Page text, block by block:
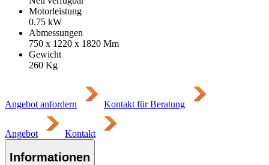
Motorleistung
0.75 kW
Abmessungen
750 x 1220 x 1820 Mm
Gewicht
260 Kg
Angebot anfordern Kontakt für Beratung
Angebot Kontakt
Informationen